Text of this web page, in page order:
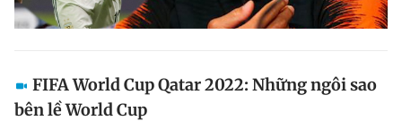
FIFA World Cup Qatar 2022: Những ngôi sao
bên lề World Cup